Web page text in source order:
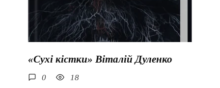
«Сухі кістки» Віталій Дуленко
0 18